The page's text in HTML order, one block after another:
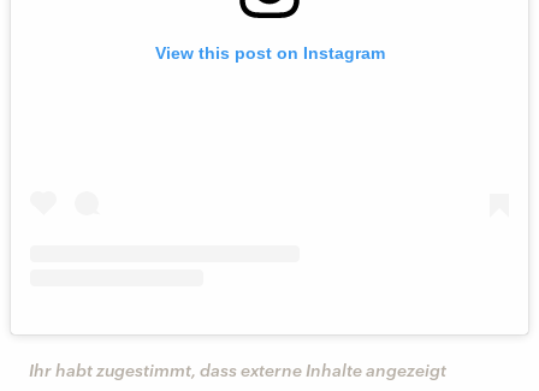
View this post on Instagram
Ihr habt zugestimmt, dass externe Inhalte angezeigt